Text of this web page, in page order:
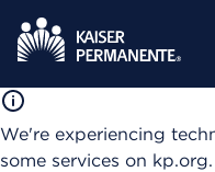
We're experiencing
some services on